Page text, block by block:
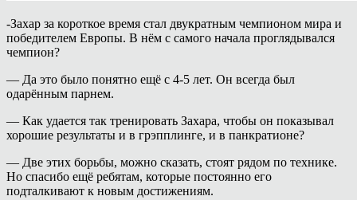
-Захар за короткое время стал двукратным чемпионом мира и
победителем Европы. В нём с самого начала проглядывался
чемпион?
— Да это было понятно ещё с 4-5 лет. Он всегда был
одарённым парнем.
— Как удается так тренировать Захара, чтобы он показывал
хорошие результаты и в грэпплинге, и в панкратионе?
— Две этих борьбы, можно сказать, стоят рядом по технике.
Но спасибо ещё ребятам, которые постоянно его
подталкивают к новым достижениям.